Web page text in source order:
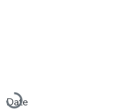
Loading...
Date